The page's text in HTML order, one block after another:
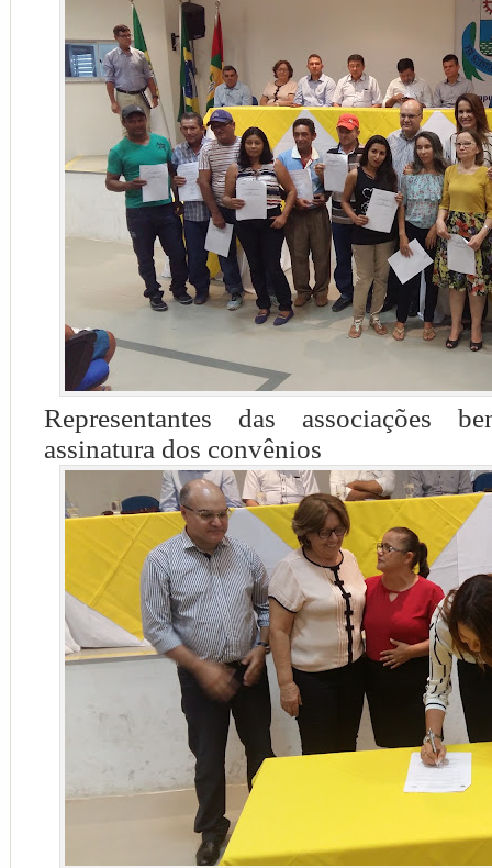
Representantes das associações
assinatura dos convênios